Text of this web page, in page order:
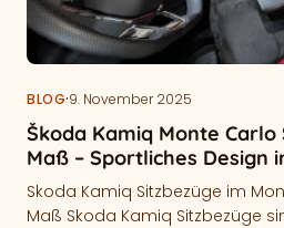
BLOG·9. November 2025
Škoda Kamiq Monte Carlo
Maß – Sportliches Design
Skoda Kamiq Sitzbezüge im
Maß Skoda Kamiq Sitzbezüge